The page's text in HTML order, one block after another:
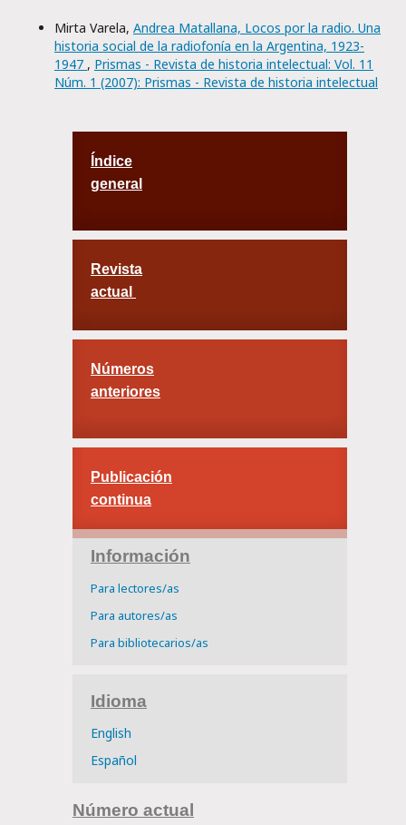
Mirta Varela, Andrea Matallana, Locos por la radio. Una
historia social de la radiofonía en la Argentina, 1923-
1947 , Prismas - Revista de historia intelectual: Vol. 11
Núm. 1 (2007): Prismas - Revista de historia intelectual
Índice
general
Revista
actual
Números
anteriores
Publicación
continua
Información
Para lectores/as
Para autores/as
Para bibliotecarios/as
Idioma
English
Español
Número actual